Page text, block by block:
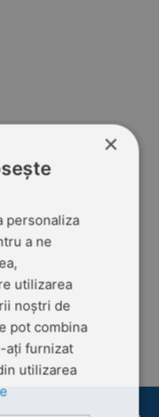
×
personaliza
a ne
utilizarea
noștri de
pot combina
ați furnizat
utilizarea